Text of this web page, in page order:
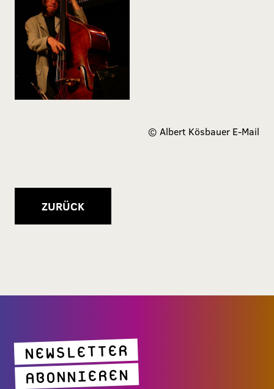
© Albert Kösbauer E-Mail
ZURÜCK
NEWSLETTER
ABONNIEREN